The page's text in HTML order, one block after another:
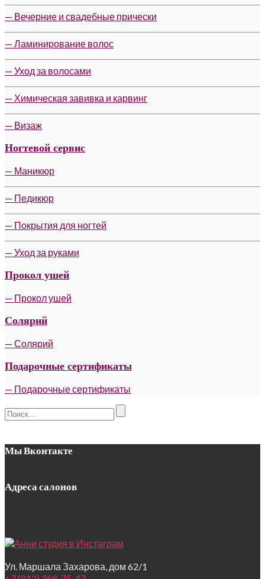
— Вечерние и свадебные прически
— Ламинирование волос
— Уход за волосами
— Химическая завивка и карвинг
— Визаж
Ногтевой сервис
— Маникюр
— Педикюр
— Покрытия для ногтей
— Уход за руками
Прокол ушей
— Прокол ушей
Солярий
— Солярий
Подарочные сертификаты
— Подарочные сертификаты
Мы Вконтакте
Адреса салонов
Ул. Маршала Захарова, дом 62/1